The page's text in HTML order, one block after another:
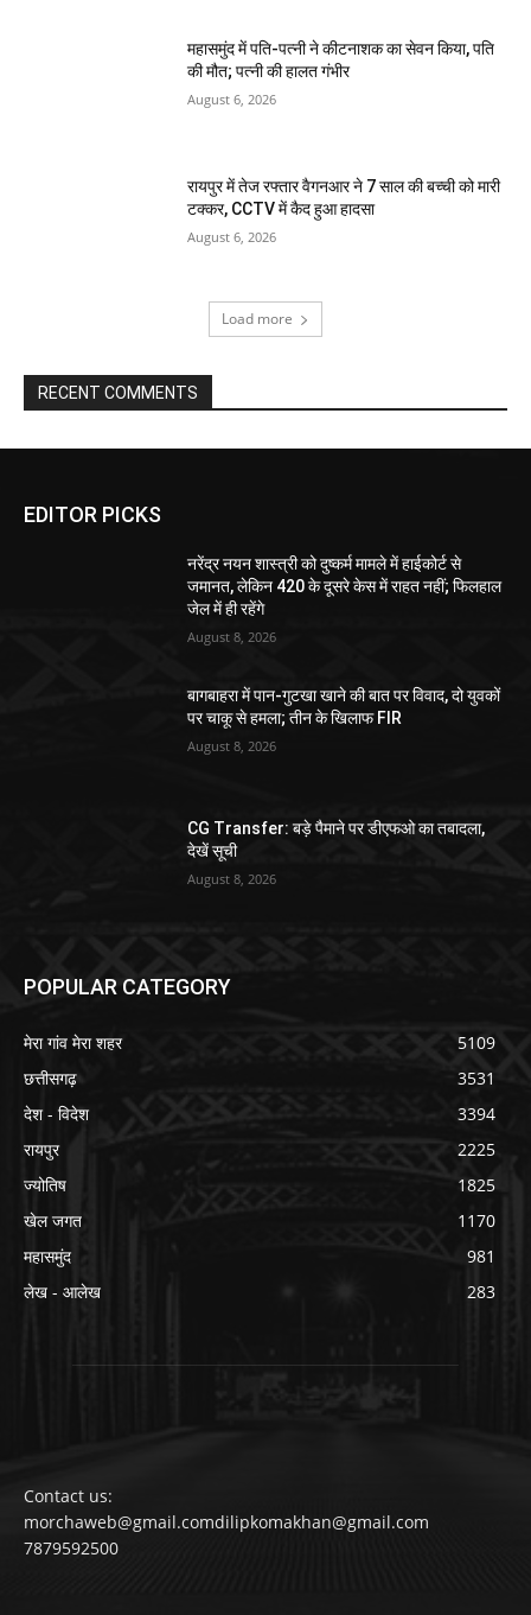
महासमुंद में पति-पत्नी ने कीटनाशक का सेवन किया, पति
की मौत; पत्नी की हालत गंभीर
August 6, 2026
रायपुर में तेज रफ्तार वैगनआर ने 7 साल की बच्ची को मारी
टक्कर, CCTV में कैद हुआ हादसा
August 6, 2026
Load more
RECENT COMMENTS
EDITOR PICKS
नरेंद्र नयन शास्त्री को दुष्कर्म मामले में हाईकोर्ट से
जमानत, लेकिन 420 के दूसरे केस में राहत नहीं; फिलहाल
जेल में ही रहेंगे
August 8, 2026
बागबाहरा में पान-गुटखा खाने की बात पर विवाद, दो युवकों
पर चाकू से हमला; तीन के खिलाफ FIR
August 8, 2026
CG Transfer: बड़े पैमाने पर डीएफओ का तबादला,
देखें सूची
August 8, 2026
POPULAR CATEGORY
मेरा गांव मेरा शहर
5109
छत्तीसगढ़
3531
देश - विदेश
3394
रायपुर
2225
ज्योतिष
1825
खेल जगत
1170
महासमुंद
981
लेख - आलेख
283
Contact us:
morchaweb@gmail.comdilipkomakhan@gmail.com
7879592500